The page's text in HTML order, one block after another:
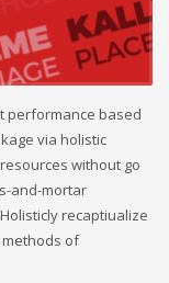
performance based
via holistic
without go
and-mortar
recaptiualize
of